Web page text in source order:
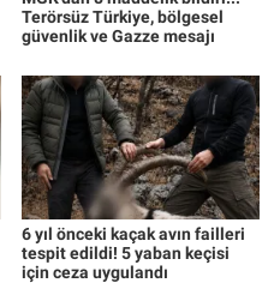
Terörsüz Türkiye, bölgesel
güvenlik ve Gazze mesajı
6 yıl önceki kaçak avın failleri
tespit edildi! 5 yaban keçisi
için ceza uygulandı